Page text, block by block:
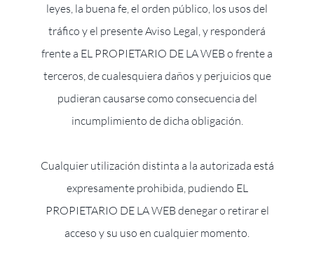
leyes, la buena fe, el orden público, los usos del
tráfico y el presente Aviso Legal, y responderá
frente a EL PROPIETARIO DE LA WEB o frente a
terceros, de cualesquiera daños y perjuicios que
pudieran causarse como consecuencia del
incumplimiento de dicha obligación.
Cualquier utilización distinta a la autorizada está
expresamente prohibida, pudiendo EL
PROPIETARIO DE LA WEB denegar o retirar el
acceso y su uso en cualquier momento.